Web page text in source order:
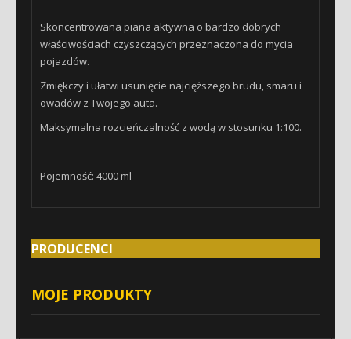
RĘKAWICE DO MYCIA AUTA
OSUSZANIE AUTA
USUWANIE OWADÓW
POLEROWANIE
AKCESORIA DO POLEROWANIA
GLINKA-LUBRYKANTY
Skoncentrowana piana aktywna o bardzo dobrych
właściwościach czyszczących przeznaczona do mycia
pojazdów.
Zmiękczy i ułatwi usunięcie najcięższego brudu, smaru i
owadów z Twojego auta.
Maksymalna rozcieńczalność z wodą w stosunku 1:100.
Pojemność: 4000 ml
PRODUCENCI
MOJE PRODUKTY